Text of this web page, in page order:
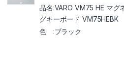
VARO VM75 HE マグ
グキーボード VM75HEBK
ブラック